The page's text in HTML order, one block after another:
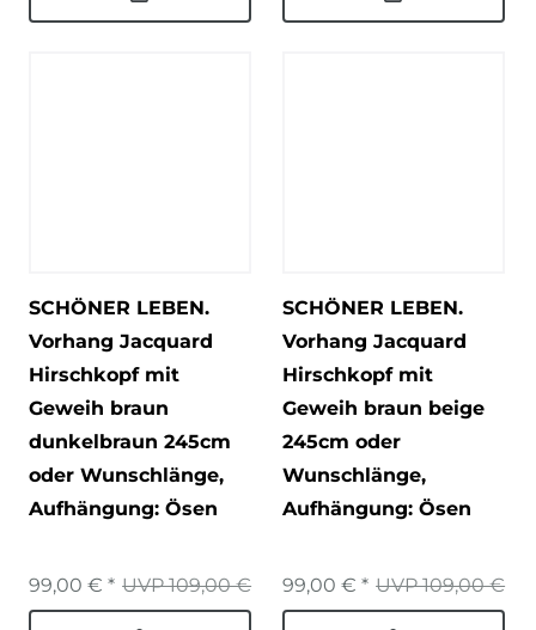
SCHÖNER LEBEN.
Vorhang Jacquard
Hirschkopf mit
Geweih braun
dunkelbraun 245cm
oder Wunschlänge,
Aufhängung: Ösen
UVP 109,00 €
99,00 € *
SCHÖNER LEBEN.
Vorhang Jacquard
Hirschkopf mit
Geweih braun beige
245cm oder
Wunschlänge,
Aufhängung: Ösen
UVP 109,00 €
99,00 € *